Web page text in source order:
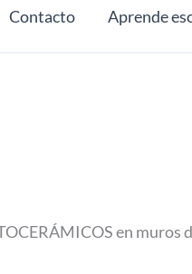
Contacto Aprende
en muros